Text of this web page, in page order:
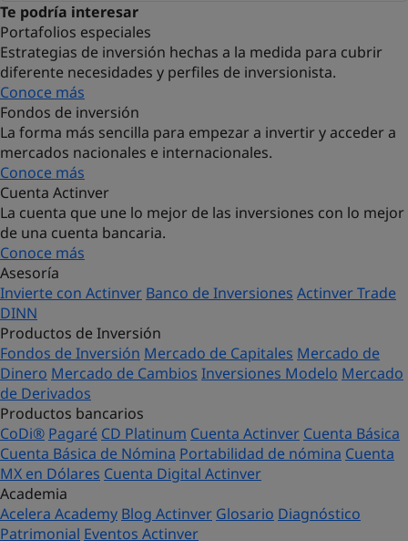
Te podría interesar
Portafolios especiales
Estrategias de inversión hechas a la medida para cubrir
diferente necesidades y perfiles de inversionista.
Conoce más
Fondos de inversión
La forma más sencilla para empezar a invertir y acceder a
mercados nacionales e internacionales.
Conoce más
Cuenta Actinver
La cuenta que une lo mejor de las inversiones con lo mejor
de una cuenta bancaria.
Conoce más
Asesoría
Invierte con Actinver Banco de Inversiones Actinver Trade
DINN
Productos de Inversión
Fondos de Inversión Mercado de Capitales Mercado de
Dinero Mercado de Cambios Inversiones Modelo Mercado
de Derivados
Productos bancarios
CoDi® Pagaré CD Platinum Cuenta Actinver Cuenta Básica
Cuenta Básica de Nómina Portabilidad de nómina Cuenta
MX en Dólares Cuenta Digital Actinver
Academia
Acelera Academy Blog Actinver Glosario Diagnóstico
Patrimonial Eventos Actinver